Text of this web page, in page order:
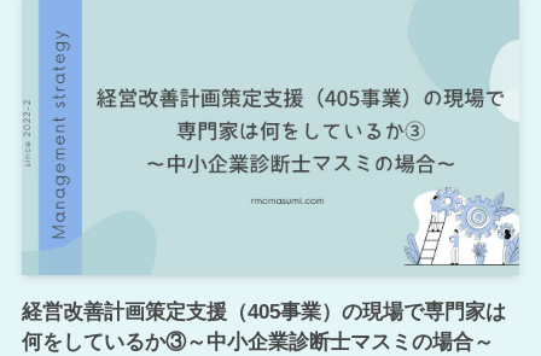
経営改善計画策定支援（405事業）の現場で専門家は
何をしているか③～中小企業診断士マスミの場合～